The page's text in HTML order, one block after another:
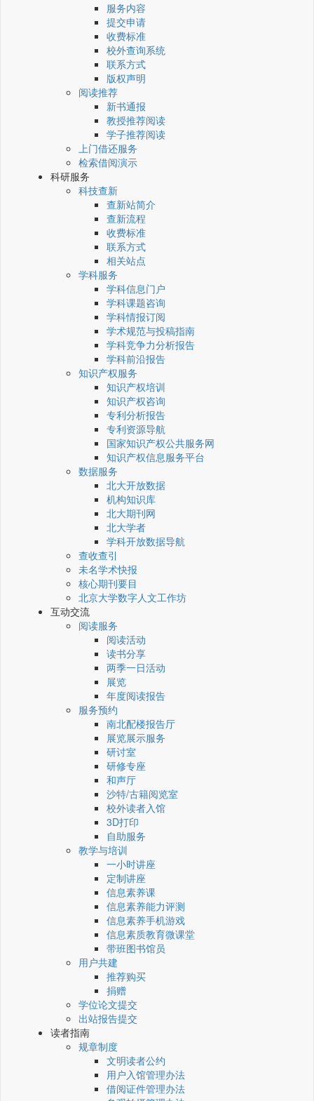
服务内容
提交申请
收费标准
校外查询系统
联系方式
版权声明
阅读推荐
新书通报
教授推荐阅读
学子推荐阅读
上门借还服务
检索借阅演示
科研服务
科技查新
查新站简介
查新流程
收费标准
联系方式
相关站点
学科服务
学科信息门户
学科课题咨询
学科情报订阅
学术规范与投稿指南
学科竞争力分析报告
学科前沿报告
知识产权服务
知识产权培训
知识产权咨询
专利分析报告
专利资源导航
国家知识产权公共服务网
知识产权信息服务平台
数据服务
北大开放数据
机构知识库
北大期刊网
北大学者
学科开放数据导航
查收查引
未名学术快报
核心期刊要目
北京大学数字人文工作坊
互动交流
阅读服务
阅读活动
读书分享
两季一日活动
展览
年度阅读报告
服务预约
南北配楼报告厅
展览展示服务
研讨室
研修专座
和声厅
沙特/古籍阅览室
校外读者入馆
3D打印
自助服务
教学与培训
一小时讲座
定制讲座
信息素养课
信息素养能力评测
信息素养手机游戏
信息素质教育微课堂
带班图书馆员
用户共建
推荐购买
捐赠
学位论文提交
出站报告提交
读者指南
规章制度
文明读者公约
用户入馆管理办法
借阅证件管理办法